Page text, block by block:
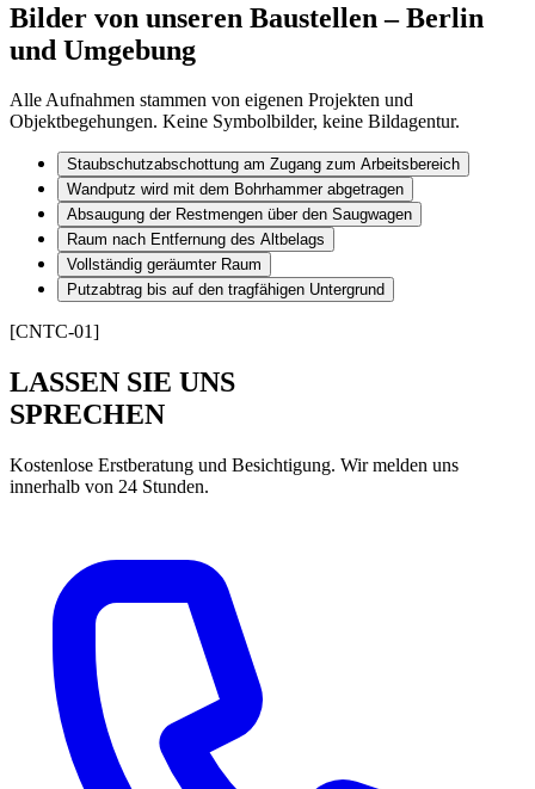
Bilder von unseren Baustellen – Berlin
und Umgebung
Alle Aufnahmen stammen von eigenen Projekten und
Objektbegehungen. Keine Symbolbilder, keine Bildagentur.
Staubschutzabschottung am Zugang zum Arbeitsbereich
Wandputz wird mit dem Bohrhammer abgetragen
Absaugung der Restmengen über den Saugwagen
Raum nach Entfernung des Altbelags
Vollständig geräumter Raum
Putzabtrag bis auf den tragfähigen Untergrund
[CNTC-01]
LASSEN SIE UNS
SPRECHEN
Kostenlose Erstberatung und Besichtigung. Wir melden uns
innerhalb von 24 Stunden.